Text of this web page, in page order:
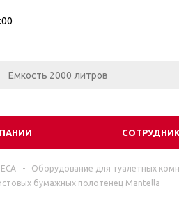
- Оборудование для туалетных
бумажных полотенец Mantella